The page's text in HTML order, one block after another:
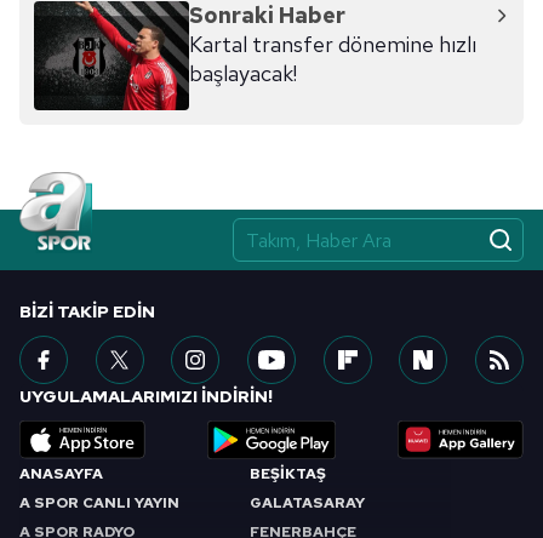
Sonraki Haber
Kartal transfer dönemine hızlı
başlayacak!
ANASAYFA
A SPOR CANLI YAYIN
A SPOR RADYO
BEŞİKTAŞ
GALATASARAY
FENERBAHÇE
BIZI TAKIP EDIN
UYGULAMALARIMIZI İNDİRİN!